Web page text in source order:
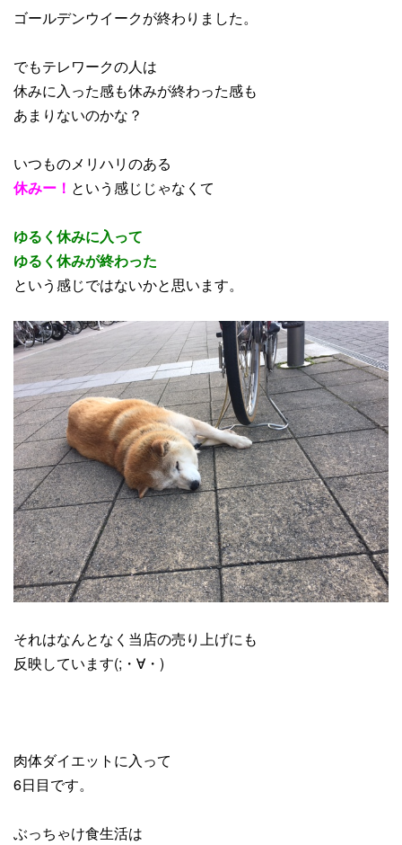
ゴールデンウイークが終わりました。
でもテレワークの人は
休みに入った感も休みが終わった感も
あまりないのかな？
いつものメリハリのある
休みー！ という感じじゃなくて
ゆるく休みに入って
ゆるく休みが終わった
という感じではないかと思います。
それはなんとなく当店の売り上げにも
反映しています(;・∀・)
肉体ダイエットに入って
6日目です。
ぶっちゃけ食生活は